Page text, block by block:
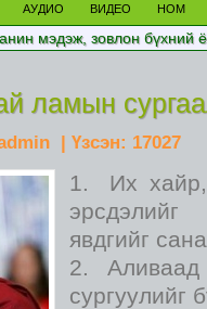
АУДИО ВИДЕО НОМ
мэдэж, зовлон бүхний
ламын
| Үзсэн: 17027
Их
эрсдэлийг
явдгийг
сургуулийг